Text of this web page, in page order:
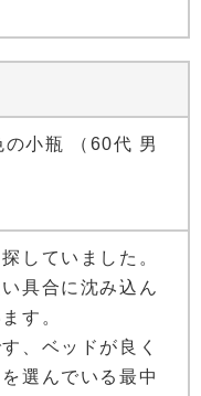
小瓶 （60代 男
していました。
具合に沈み込ん
す。
、ベッドが良く
選んでいる最中